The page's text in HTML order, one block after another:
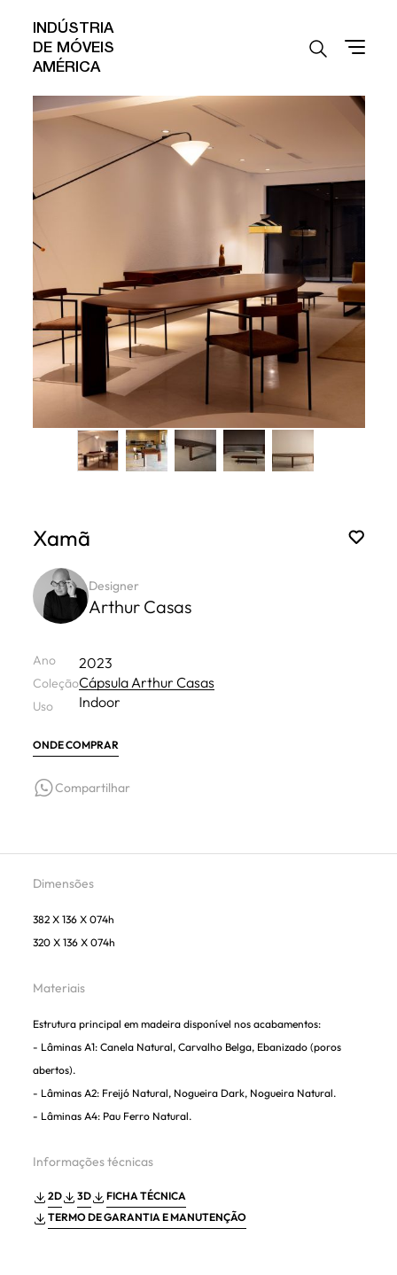
INDÚSTRIA
DE MÓVEIS
AMÉRICA
Xamã
Designer
Arthur Casas
Ano
Coleção
Uso
2023
Cápsula Arthur Casas
Indoor
ONDE COMPRAR
Compartilhar
Dimensões
382 X 136 X 074h
320 X 136 X 074h
Materiais
Estrutura principal em madeira disponível nos acabamentos:
- Lâminas A1: Canela Natural, Carvalho Belga, Ebanizado (poros
abertos).
- Lâminas A2: Freijó Natural, Nogueira Dark, Nogueira Natural.
- Lâminas A4: Pau Ferro Natural.
Informações técnicas
2D 3D
FICHA TÉCNICA
TERMO DE GARANTIA E MANUTENÇÃO